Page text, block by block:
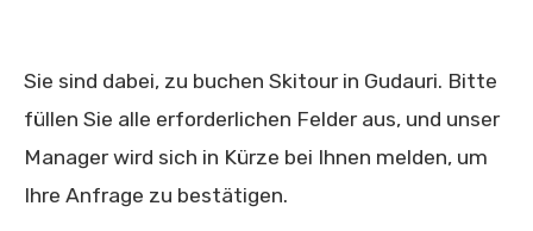
Sie sind dabei, zu buchen Skitour in Gudauri. Bitte
füllen Sie alle erforderlichen Felder aus, und unser
Manager wird sich in Kürze bei Ihnen melden, um
Ihre Anfrage zu bestätigen.